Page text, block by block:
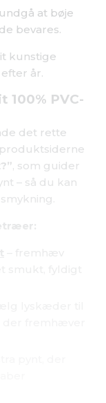
at bøje
bevares.
kunstige
år.
PVC-
det rette
, som guider
– så du kan